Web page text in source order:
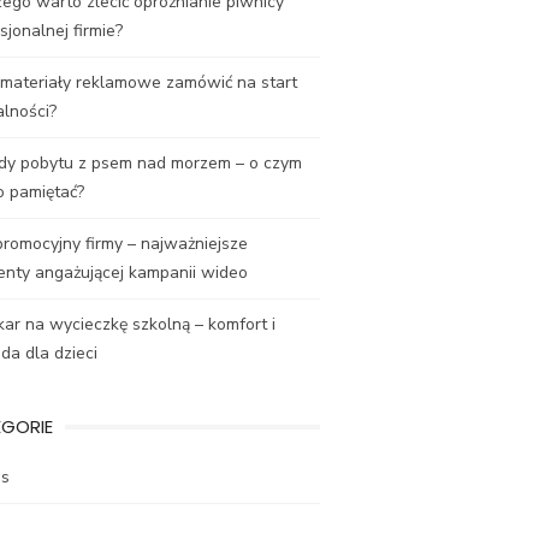
firmie?
reklamowe zamówić na start
pobytu z psem nad morzem – o czym
pamiętać?
firmy – najważniejsze
angażującej kampanii wideo
na wycieczkę szkolną – komfort i
dla dzieci